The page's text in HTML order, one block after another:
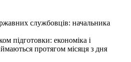
службовців: начальника
підготовки: економіка і
протягом місяця з дня